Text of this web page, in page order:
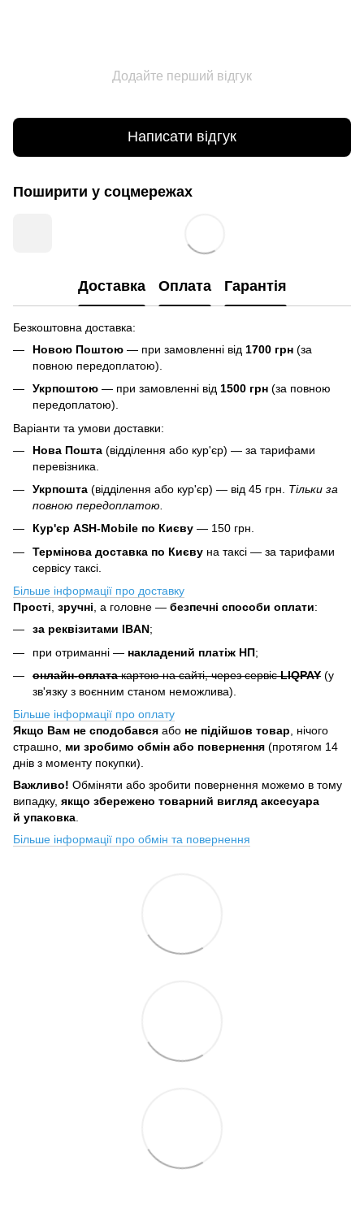
Додайте перший відгук
Написати відгук
Поширити у соцмережах
Доставка Оплата Гарантія
Безкоштовна доставка:
Новою Поштою — при замовленні від 1700 грн (за
повною передоплатою).
Укрпоштою — при замовленні від 1500 грн (за повною
передоплатою).
Варіанти та умови доставки:
Нова Пошта (відділення або кур'єр) — за тарифами
перевізника.
Укрпошта (відділення або кур'єр) — від 45 грн. Тільки за
повною передоплатою.
Кур'єр ASH-Mobile по Києву — 150 грн.
Термінова доставка по Києву на таксі — за тарифами
сервісу таксі.
Більше інформації про доставку
Прості зручні , а головне — безпечні способи оплати:
за реквізитами IBAN;
при отриманні — накладений платіж НП;
онлайн-оплатакартою на сайті, через сервісLIQPAY (у
зв'язку з воєнним станом неможлива).
Більше інформації про оплату
Якщо Вам не сподобався або не підійшов товар, нічого
страшно, ми зробимо обмін або повернення (протягом 14
днів з моменту покупки).
Важливо! Обміняти або зробити повернення можемо в тому
випадку, якщо збережено товарний вигляд аксесуара
й упаковка.
Більше інформації про обмін та повернення